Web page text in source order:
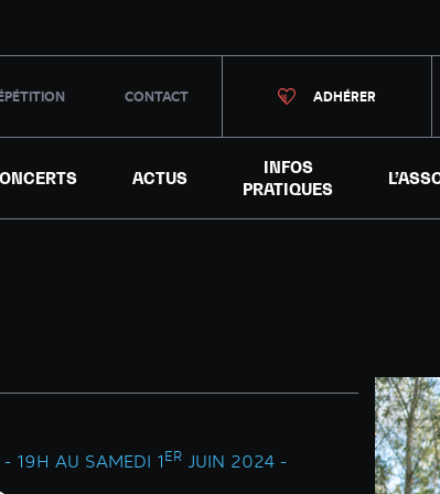
CONTACT ADHÉRER
ACTUS
INFOS
PRATIQUES
19H AU SAMEDI 1ER JUIN 2024 -